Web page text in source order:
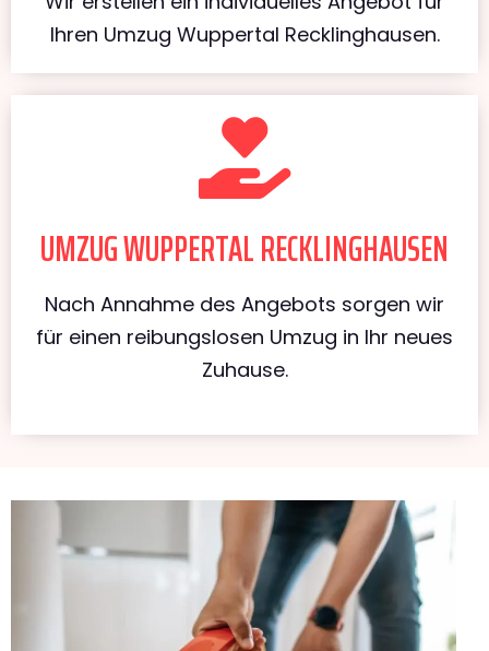
Ihren Umzug Wuppertal Recklinghausen.
UMZUG WUPPERTAL RECKLINGHAUSEN
Nach Annahme des Angebots sorgen wir
für einen reibungslosen Umzug in Ihr neues
Zuhause.